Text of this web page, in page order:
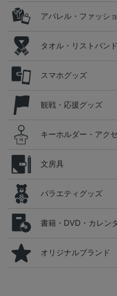
アパレル・ファッシ
タオル・リストバンド
スマホグッズ
観戦・応援グッズ
キーホルダー・アク
文房具
バラエティグッズ
書籍・DVD・カレン
オリジナルブランド